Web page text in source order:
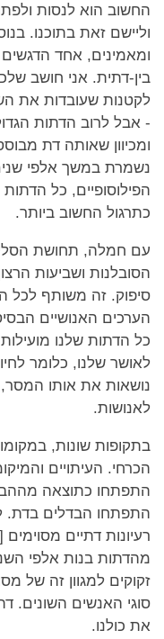
החשוב הוא לנסות
וליישם זאת בתוכנו.
ומאמינים, אחד הדגשים
בין-דתית. אני חושב
לקטנות שעובדות את
- אבל לרוב הדתות
ומכיוון שאותה דת
נשמרת במשך אלפי
הפילוסופיים, כל
כתרגול החשוב ביותר.
עם חמלה, תחושת
הסובלנות ושביעות
סיפוק. זה משותף לכל
הערכים האנושיים
כל הדתות שלנו
לאושר שלנו, כלומר
נושאות את אותו המסר,
לאנושות.
בתקופות שונות,
הכרחי. העיתויים
התפתחו כתוצאה
התפתחו הבדלים בדת.
רעיונות דתיים
מהדתות בנות אלפי
זקוקים למגוון זה של
סוגי האנשים השונים.
את כולנו.